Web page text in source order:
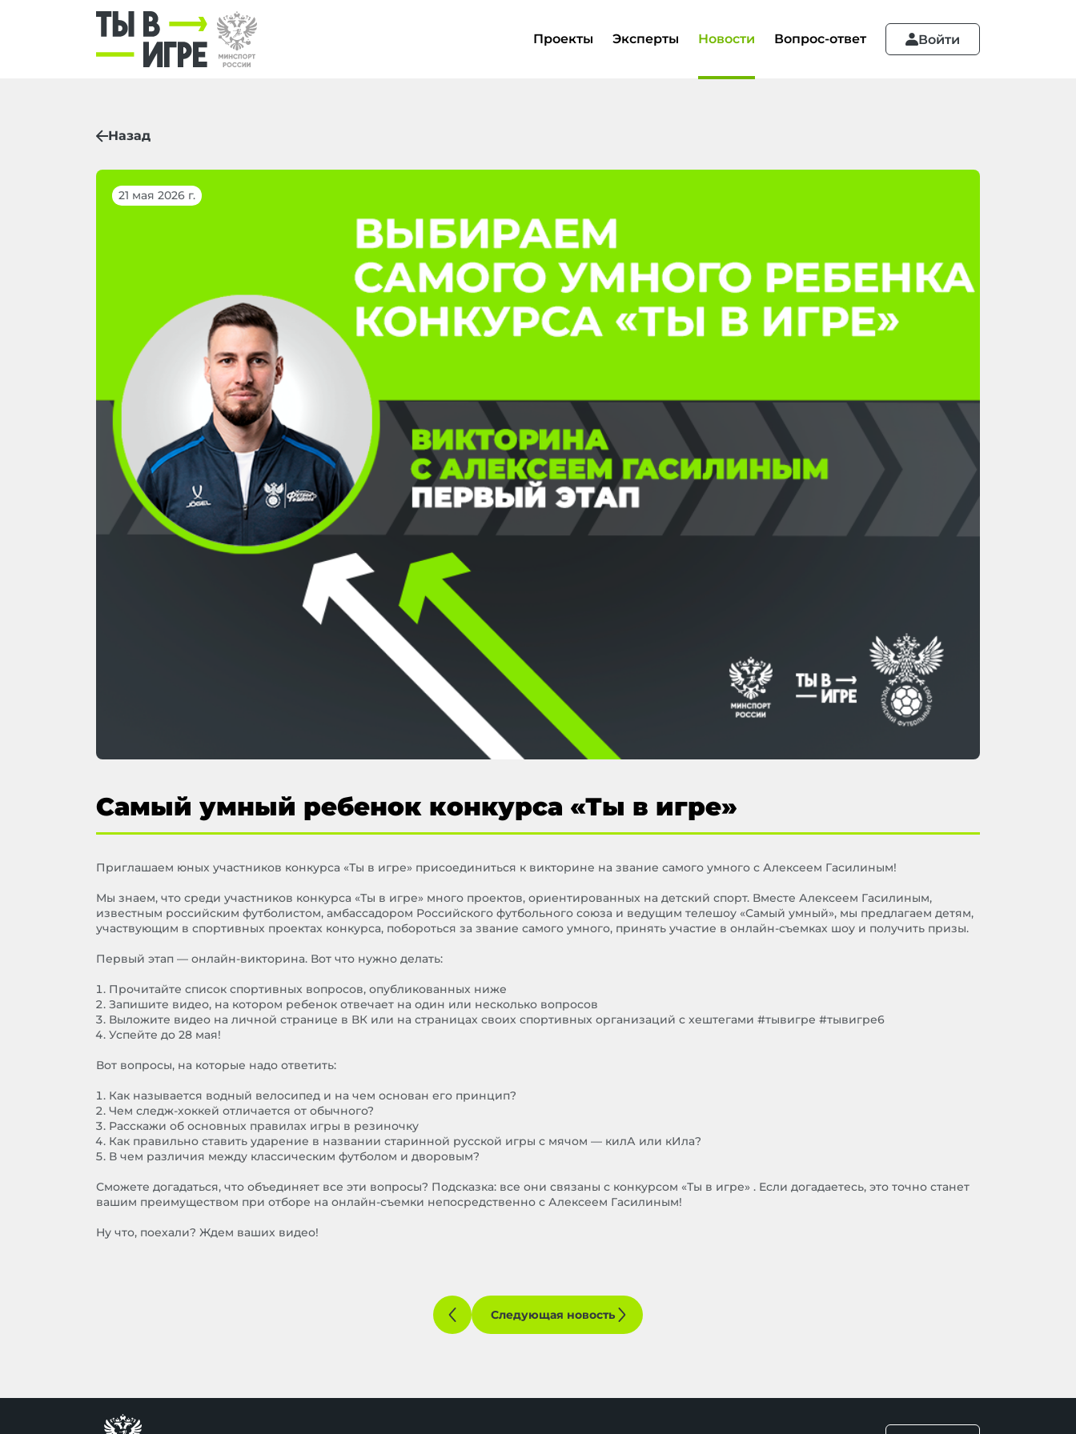
Проекты Эксперты Новости Вопрос-ответ Войти
Назад
21 мая 2026 г.
Самый умный ребенок конкурса «Ты в игре»
Приглашаем юных участников конкурса «Ты в игре» присоединиться к викторине на звание самого умного с Алексеем Гасилиным!
Мы знаем, что среди участников конкурса «Ты в игре» много проектов, ориентированных на детский спорт. Вместе Алексеем Гасилиным,
известным российским футболистом, амбассадором Российского футбольного союза и ведущим телешоу «Самый умный», мы предлагаем детям,
участвующим в спортивных проектах конкурса, побороться за звание самого умного, принять участие в онлайн-съемках шоу и получить призы.
Первый этап — онлайн-викторина. Вот что нужно делать:
Прочитайте список спортивных вопросов, опубликованных ниже
Запишите видео, на котором ребенок отвечает на один или несколько вопросов
Выложите видео на личной странице в ВК или на страницах своих спортивных организаций с хештегами #тывигре #тывигре6
Успейте до 28 мая!
Вот вопросы, на которые надо ответить:
Как называется водный велосипед и на чем основан его принцип?
Чем следж-хоккей отличается от обычного?
Расскажи об основных правилах игры в резиночку
Как правильно ставить ударение в названии старинной русской игры с мячом — килА или кИла?
В чем различия между классическим футболом и дворовым?
Сможете догадаться, что объединяет все эти вопросы? Подсказка: все они связаны с конкурсом «Ты в игре» . Если догадаетесь, это точно станет
вашим преимуществом при отборе на онлайн-съемки непосредственно с Алексеем Гасилиным!
Ну что, поехали? Ждем ваших видео!
Следующая новость